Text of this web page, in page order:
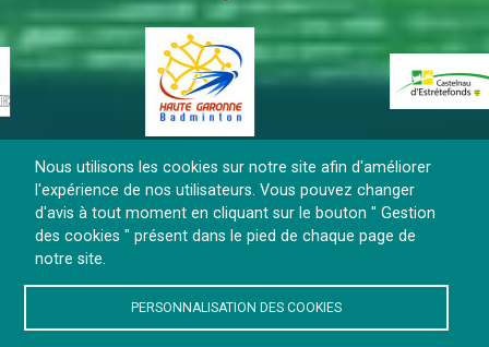
Contact Gestion des cookies
Nous utilisons les cookies sur notre site afin d'améliorer
l'expérience de nos utilisateurs. Vous pouvez changer
d'avis à tout moment en cliquant sur le bouton " Gestion
des cookies " présent dans le pied de chaque page de
notre site.
PERSONNALISATION DES COOKIES